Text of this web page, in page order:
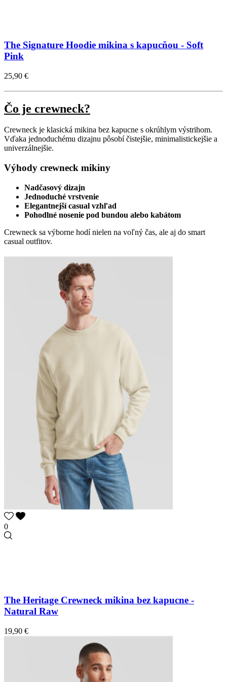
The Signature Hoodie mikina s kapucňou - Soft
Pink
25,90 €
Čo je crewneck?
Crewneck je klasická mikina bez kapucne s okrúhlym výstrihom.
Vďaka jednoduchému dizajnu pôsobí čistejšie, minimalistickejšie a
univerzálnejšie.
Výhody crewneck mikiny
Nadčasový dizajn
Jednoduché vrstvenie
Elegantnejší casual vzhľad
Pohodlné nosenie pod bundou alebo kabátom
Crewneck sa výborne hodí nielen na voľný čas, ale aj do smart
casual outfitov.
0
The Heritage Crewneck mikina bez kapucne -
Natural Raw
19,90 €